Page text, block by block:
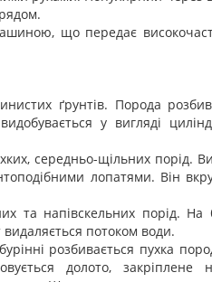
що передає
ґрунтів. Порода
у вигляді
середньо-щільних порід.
лопатями. Він
та напівскельних порід.
потоком води.
розбивається пухка
долото,